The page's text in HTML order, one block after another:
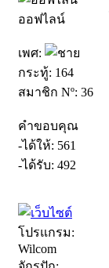
ออฟไลน์
เพศ:
กระทู้: 164
สมาชิก Nº: 36
คำขอบคุณ
-ได้ให้: 561
-ได้รับ: 492
โปรแกรม:
Wilcom